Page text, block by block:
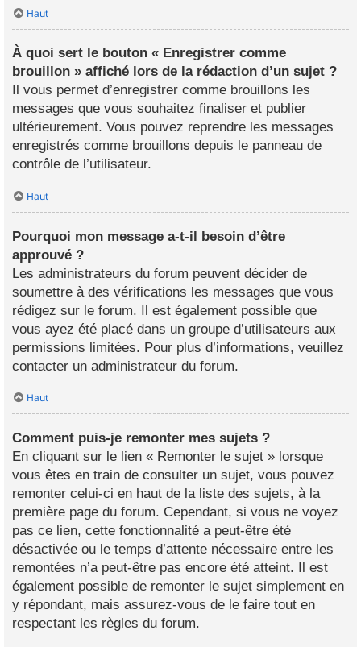
Haut
À quoi sert le bouton « Enregistrer comme
brouillon » affiché lors de la rédaction d’un sujet ?
Il vous permet d’enregistrer comme brouillons les
messages que vous souhaitez finaliser et publier
ultérieurement. Vous pouvez reprendre les messages
enregistrés comme brouillons depuis le panneau de
contrôle de l’utilisateur.
Haut
Pourquoi mon message a-t-il besoin d’être
approuvé ?
Les administrateurs du forum peuvent décider de
soumettre à des vérifications les messages que vous
rédigez sur le forum. Il est également possible que
vous ayez été placé dans un groupe d’utilisateurs aux
permissions limitées. Pour plus d’informations, veuillez
contacter un administrateur du forum.
Haut
Comment puis-je remonter mes sujets ?
En cliquant sur le lien « Remonter le sujet » lorsque
vous êtes en train de consulter un sujet, vous pouvez
remonter celui-ci en haut de la liste des sujets, à la
première page du forum. Cependant, si vous ne voyez
pas ce lien, cette fonctionnalité a peut-être été
désactivée ou le temps d’attente nécessaire entre les
remontées n’a peut-être pas encore été atteint. Il est
également possible de remonter le sujet simplement en
y répondant, mais assurez-vous de le faire tout en
respectant les règles du forum.